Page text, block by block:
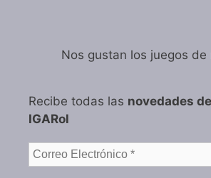
Nos gustan los juegos de
Recibe todas las novedades
IGARol